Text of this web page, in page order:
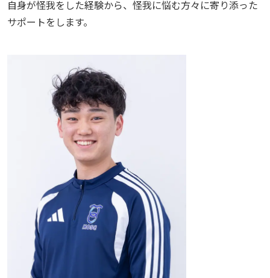
自身が怪我をした経験から、怪我に悩む方々に寄り添った
サポートをします。